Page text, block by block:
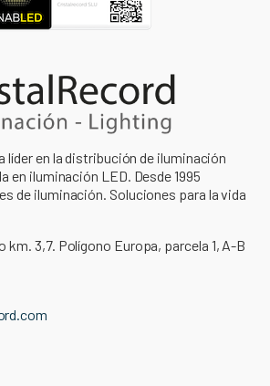
líder en la distribución de iluminación
en iluminación LED. Desde 1995
de iluminación. Soluciones para la vida
km. 3,7. Polígono Europa, parcela 1, A-B